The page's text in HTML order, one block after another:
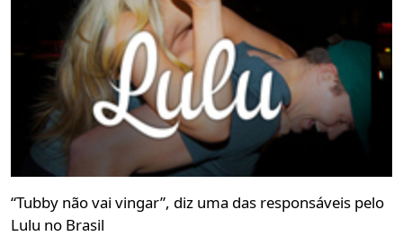
“Tubby não vai vingar”, diz uma das responsáveis pelo
Lulu no Brasil